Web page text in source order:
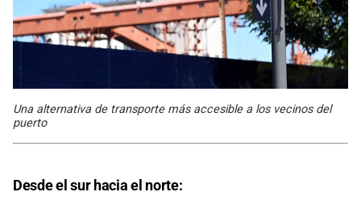
Una alternativa de transporte más accesible a los vecinos del
puerto
Desde el sur hacia el norte: